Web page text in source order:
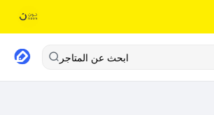
ابحث عن المتاجر